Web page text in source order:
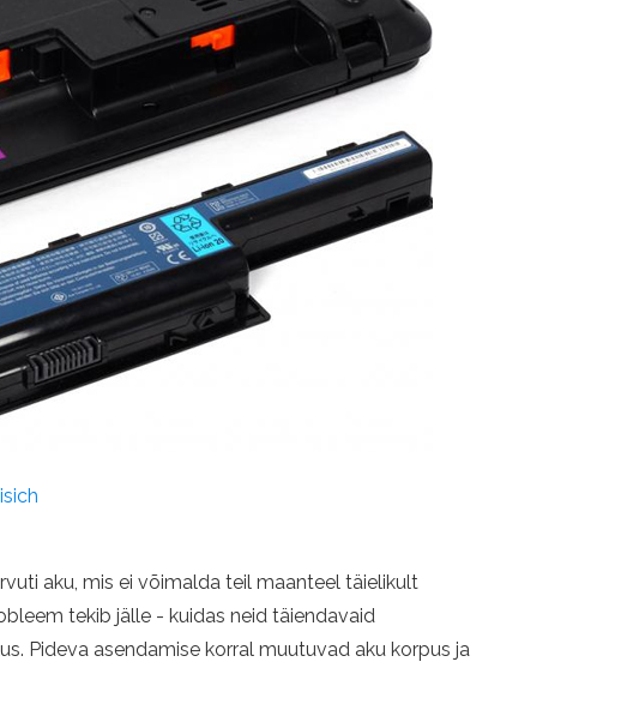
aku, mis ei võimalda teil maanteel täielikult
tekib jälle - kuidas neid täiendavaid
Pideva asendamise korral muutuvad aku korpus ja